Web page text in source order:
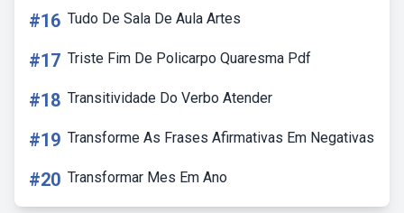
#16 Tudo De Sala De Aula Artes
#17 Triste Fim De Policarpo Quaresma Pdf
#18 Transitividade Do Verbo Atender
#19 Transforme As Frases Afirmativas Em Negativas
#20 Transformar Mes Em Ano